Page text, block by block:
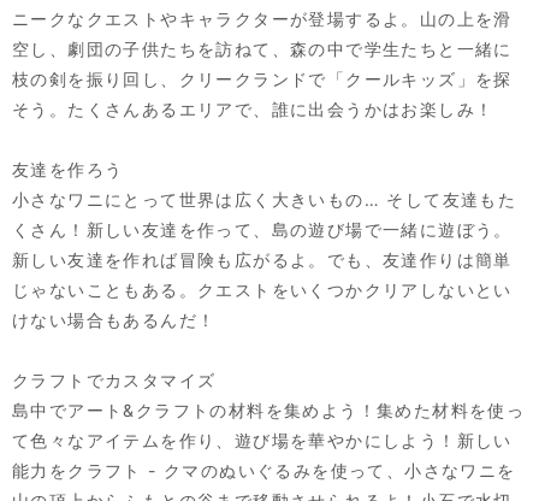
ニークなクエストやキャラクターが登場するよ。山の上を滑
空し、劇団の子供たちを訪ねて、森の中で学生たちと一緒に
枝の剣を振り回し、クリークランドで「クールキッズ」を探
そう。たくさんあるエリアで、誰に出会うかはお楽しみ！
友達を作ろう
小さなワニにとって世界は広く大きいもの… そして友達もた
くさん！新しい友達を作って、島の遊び場で一緒に遊ぼう。
新しい友達を作れば冒険も広がるよ。でも、友達作りは簡単
じゃないこともある。クエストをいくつかクリアしないとい
けない場合もあるんだ！
クラフトでカスタマイズ
島中でアート&クラフトの材料を集めよう！集めた材料を使っ
て色々なアイテムを作り、遊び場を華やかにしよう！新しい
能力をクラフト - クマのぬいぐるみを使って、小さなワニを